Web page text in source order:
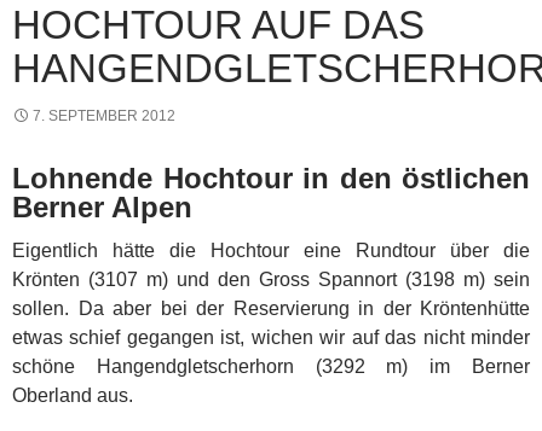
HOCHTOUR AUF DAS
7. SEPTEMBER 2012
Lohnende Hochtour in den östlichen
Berner Alpen
Eigentlich hätte die Hochtour eine Rundtour über die
Krönten (3107 m) und den Gross Spannort (3198 m) sein
sollen. Da aber bei der Reservierung in der Kröntenhütte
etwas schief gegangen ist, wichen wir auf das nicht minder
schöne Hangendgletscherhorn (3292 m) im Berner
Oberland aus.